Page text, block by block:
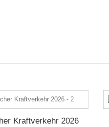
Kraftverkehr 2026